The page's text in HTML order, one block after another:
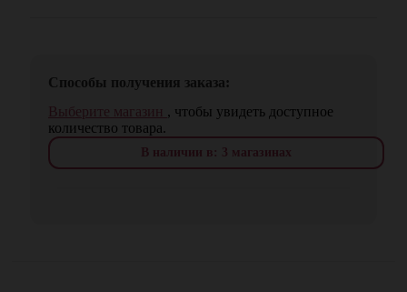
Способы получения заказа:
Выберите магазин , чтобы увидеть доступное
количество товара.
В наличии в: 3 магазинах